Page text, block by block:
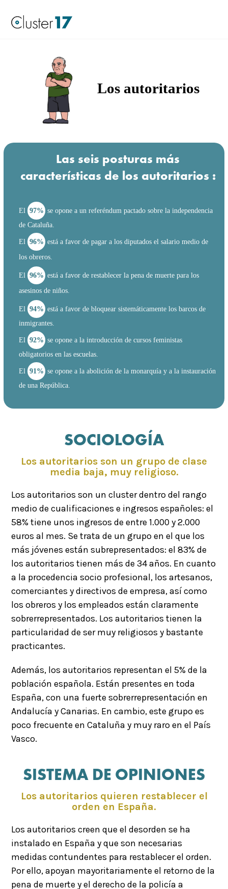
Los autoritarios
Las seis posturas más
características de los autoritarios :
El 97% se opone a un referéndum pactado sobre la independencia
de Cataluña.
El 96% está a favor de pagar a los diputados el salario medio de
los obreros.
El 96% está a favor de restablecer la pena de muerte para los
asesinos de niños.
El 94% está a favor de bloquear sistemáticamente los barcos de
inmigrantes.
El 92% se opone a la introducción de cursos feministas
obligatorios en las escuelas.
El 91% se opone a la abolición de la monarquía y a la instauración
de una República.
SOCIOLOGÍA
Los autoritarios son un grupo de clase
media baja, muy religioso.
Los autoritarios son un cluster dentro del rango
medio de cualificaciones e ingresos españoles: el
58% tiene unos ingresos de entre 1.000 y 2.000
euros al mes. Se trata de un grupo en el que los
más jóvenes están subrepresentados: el 83% de
los autoritarios tienen más de 34 años. En cuanto
a la procedencia socio profesional, los artesanos,
comerciantes y directivos de empresa, así como
los obreros y los empleados están claramente
sobrerrepresentados. Los autoritarios tienen la
particularidad de ser muy religiosos y bastante
practicantes.
Además, los autoritarios representan el 5% de la
población española. Están presentes en toda
España, con una fuerte sobrerrepresentación en
Andalucía y Canarias. En cambio, este grupo es
poco frecuente en Cataluña y muy raro en el País
Vasco.
SISTEMA DE OPINIONES
Los autoritarios quieren restablecer el
orden en España.
Los autoritarios creen que el desorden se ha
instalado en España y que son necesarias
medidas contundentes para restablecer el orden.
Por ello, apoyan mayoritariamente el retorno de la
pena de muerte y el derecho de la policía a